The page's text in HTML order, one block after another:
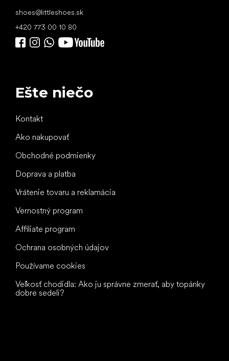
shoes@littleshoes.sk
+420 773 00 10 80
Ešte niečo
Kontakt
Ako nakupovať
Obchodné podmienky
Doprava a platba
Vrátenie tovaru a reklamácia
Vernostný program
Affiliate program
Ochrana osobných údajov
Používame cookies
Veľkosť chodidla: Ako ju správne zmerať, aby topánky
dobre sedeli?